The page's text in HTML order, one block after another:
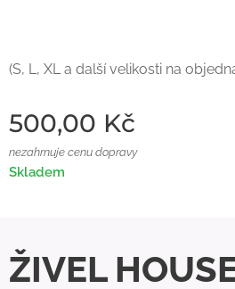
(S, L, XL a další velikosti na
500,00 Kč
nezahrnuje cenu dopravy
Skladem
ŽIVEL